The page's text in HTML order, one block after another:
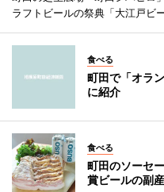
ラフトビールの祭典「大江戸ビ
食べる
町田で「オラ
に紹介
食べる
町田のソーセ
賞ビールの副